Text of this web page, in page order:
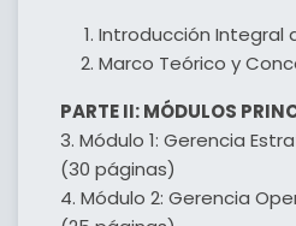
Introducción Integral
Marco Teórico y
PARTE II: MÓDULOS
3. Módulo 1: Gerencia
(30 páginas)
4. Módulo 2: Gerencia